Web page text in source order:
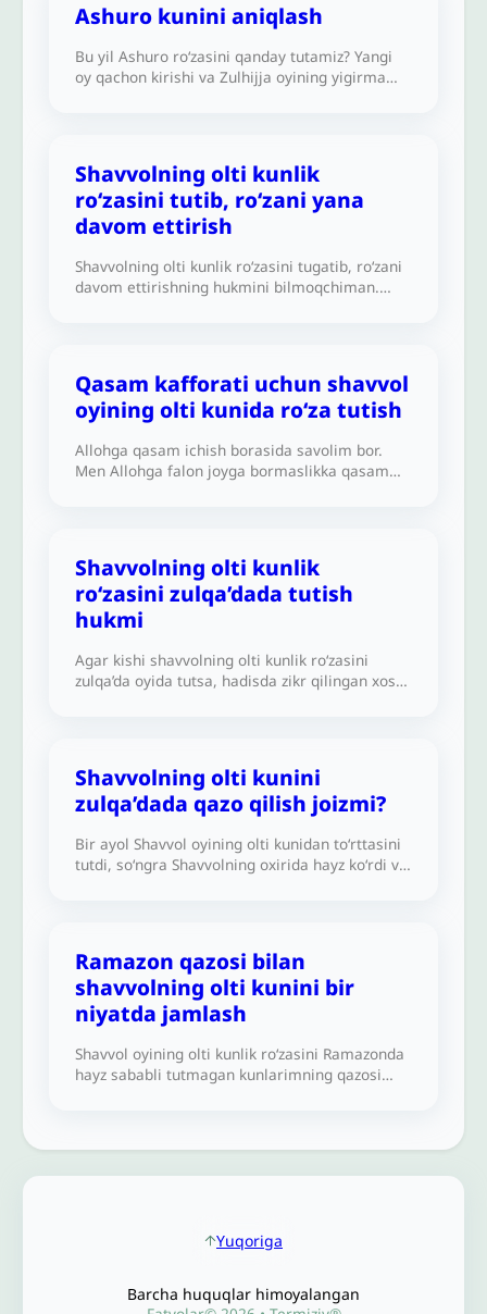
Ashuro kunini aniqlash
Bu yil Ashuro roʻzasini qanday tutamiz? Yangi
oy qachon kirishi va Zulhijja oyining yigirma
Shavvolning olti kunlik
ro‘zasini tutib, ro‘zani yana
davom ettirish
Shavvolning olti kunlik ro‘zasini tugatib, ro‘zani
davom ettirishning hukmini bilmoqchiman.
hukmi qanday?Alloh sizni yaxshilik bilan
mukofotlasin.
Qasam kafforati uchun shavvol
oyining olti kunida ro‘za tutish
Allohga qasam ichish borasida savolim bor.
Men Allohga falon joyga bormaslikka qasam
mukofotlasin.
Shavvolning olti kunlik
ro‘zasini zulqa’dada tutish
hukmi
Agar kishi shavvolning olti kunlik ro‘zasini
zulqa’da oyida tutsa, hadisda zikr qilingan xos
Shavvolning olti kunini
zulqa’dada qazo qilish joizmi?
Bir ayol Shavvol oyining olti kunidan to‘rttasini
tutdi, so‘ngra Shavvolning oxirida hayz ko‘rdi va
Ramazon qazosi bilan
shavvolning olti kunini bir
niyatda jamlash
Shavvol oyining olti kunlik ro‘zasini Ramazonda
hayz sababli tutmagan kunlarimning qazosi
Yuqoriga
Barcha huquqlar himoyalangan